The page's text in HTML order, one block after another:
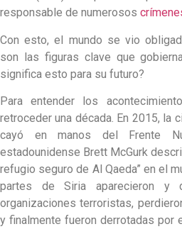
responsable de numerosos
Con esto, el mundo se vio
son las figuras clave que
significa esto para su futuro?
Para entender los
retroceder una década. En 2015, la
cayó en manos del Frente
estadounidense Brett McGurk
refugio seguro de Al Qaeda” en el
partes de Siria aparecieron y
organizaciones terroristas,
y finalmente fueron derrotadas por